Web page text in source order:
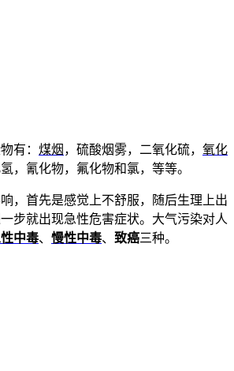
有： 煤烟 ，硫酸烟雾，二氧化硫， 氧化
，氰化物，氟化物和氯，等等。
，首先是感觉上不舒服，随后生理上出
步就出现急性危害症状。大气污染对人
中毒、 慢性中毒、 致癌三种。